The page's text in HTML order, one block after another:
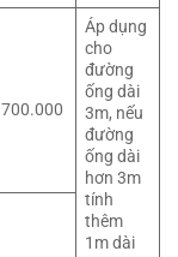
700.000
Áp dụng
cho
đường
ống dài
3m, nếu
đường
ống dài
hơn 3m
tính
thêm
1m dài